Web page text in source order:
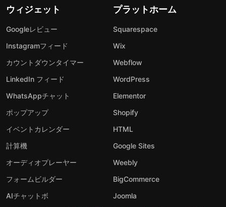
ウィジェット
Googleレビュー
Instagramフィード
カウントダウンタイマー
LinkedIn フィード
WhatsAppチャット
ポップアップ
イベントカレンダー
計算機
オーディオプレーヤー
フォームビルダー
AIチャットボ
プラットホーム
Squarespace
Wix
Webflow
WordPress
Elementor
Shopify
HTML
Google Sites
Weebly
BigCommerce
Joomla